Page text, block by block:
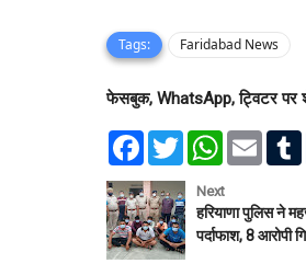
Tags: Faridabad News
फेसबुक, WhatsApp, ट्विटर पर
F
e
b
o
o
k
T
w
t
t
e
r
W
t
s
A
p
E
l
l
r
Next
हरियाणा पुलिस ने
पर्दाफाश, 8 आरोपी